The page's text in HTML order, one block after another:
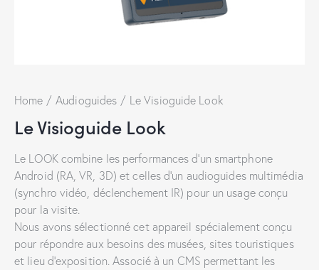
Home Audioguides Le Visioguide Look
Le Visioguide Look
Le LOOK combine les performances d’un smartphone
Android (RA, VR, 3D) et celles d’un audioguides multimédia
(synchro vidéo, déclenchement IR) pour un usage conçu
pour la visite.
Nous avons sélectionné cet appareil spécialement conçu
pour répondre aux besoins des musées, sites touristiques
et lieu d’exposition. Associé à un CMS permettant les